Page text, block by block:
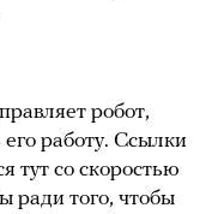
робот,
работу. Ссылки
тут со скоростью
ради того, чтобы